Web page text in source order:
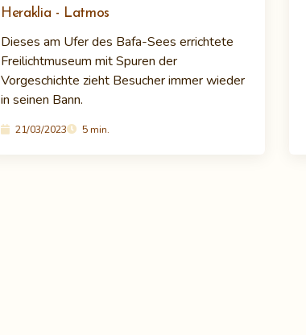
Heraklia - Latmos
Dieses am Ufer des Bafa-Sees errichtete
Freilichtmuseum mit Spuren der
Vorgeschichte zieht Besucher immer wieder
in seinen Bann.
21/03/2023 5 min.